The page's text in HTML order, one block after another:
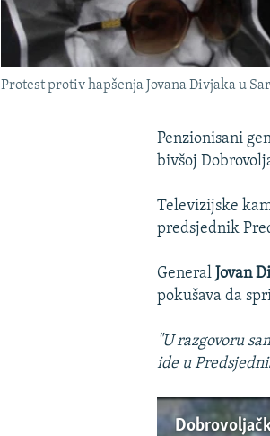
Protest protiv hapšenja Jovana Divjaka u
Penzionisani
bivšoj
Televizijske
predsjednik
General Jovan
pokušava da
"U razgovoru
ide u